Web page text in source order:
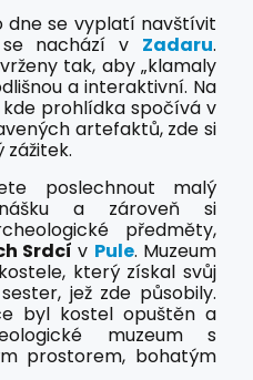
dne se vyplatí navštívit
nachází v Zadaru.
tak, aby „klamaly
a interaktivní. Na
prohlídka spočívá v
artefaktů, zde si
zážitek.
poslechnout malý
a zároveň si
předměty,
Srdcí v Pule. Muzeum
který získal svůj
jež zde působily.
byl kostel opuštěn a
muzeum s
prostorem, bohatým